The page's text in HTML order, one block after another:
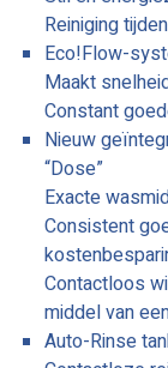
Reiniging
Eco!Flow-
Maakt
Constant
Nieuw
“Dose”
Exacte
Consistent
Contactloos
middel van
Auto-Rinse